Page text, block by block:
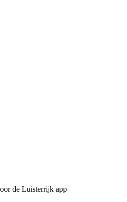
de Luisterrijk app